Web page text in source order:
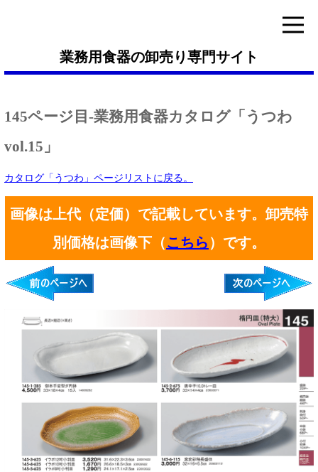
業務用食器の卸売り専門サイト
145ページ目-業務用食器カタログ「うつわ
vol.15」
カタログ「うつわ」ページリストに戻る。
画像は上代（定価）で記載しています。卸売特
別価格は画像下（こちら ）です。